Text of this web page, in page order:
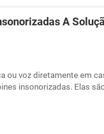
A
ou voz diretamente em
insonorizadas. Elas
e impedem a